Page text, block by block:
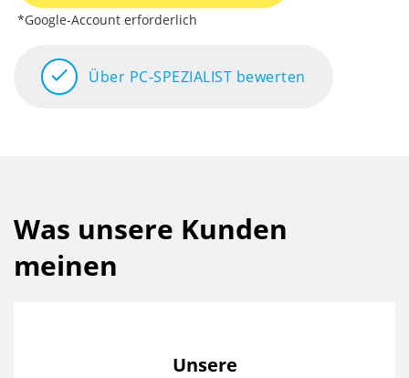
*Google-Account erforderlich
check Über PC-SPEZIALIST bewerten
Was unsere Kunden
meinen
Unsere